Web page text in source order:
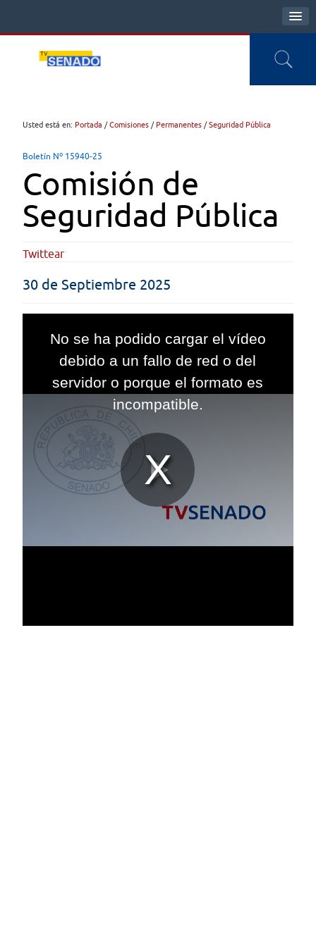
Usted está en: Portada /Comisiones / Permanentes /Seguridad Pública
Boletín Nº 15940-25
Comisión de
Seguridad Pública
Twittear
30 de Septiembre 2025
window.
No se ha podido cargar el vídeo
debido a un fallo de red o del
servidor o porque el formato es
incompatible.